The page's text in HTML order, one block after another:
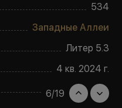
534
Западные Аллеи
Литер 5.3
4 кв. 2024 г.
6/19